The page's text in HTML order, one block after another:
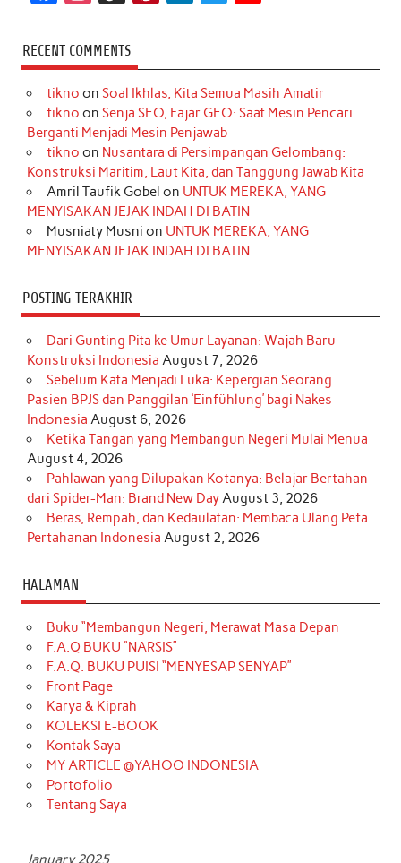
c
e
b
o
k
s
t
a
r
a
m
k
T
o
k
t
e
r
e
s
t
k
e
d
I
n
t
t
r
T
u
e
RECENT COMMENTS
tikno on Soal Ikhlas, Kita Semua Masih Amatir
tikno on Senja SEO, Fajar GEO: Saat Mesin Pencari
Berganti Menjadi Mesin Penjawab
tikno on Nusantara di Persimpangan Gelombang:
Konstruksi Maritim, Laut Kita, dan Tanggung Jawab Kita
Amril Taufik Gobel on UNTUK MEREKA, YANG
MENYISAKAN JEJAK INDAH DI BATIN
Musniaty Musni on UNTUK MEREKA, YANG
MENYISAKAN JEJAK INDAH DI BATIN
POSTING TERAKHIR
Dari Gunting Pita ke Umur Layanan: Wajah Baru
Konstruksi Indonesia August 7, 2026
Sebelum Kata Menjadi Luka: Kepergian Seorang
Pasien BPJS dan Panggilan ‘Einfühlung’ bagi Nakes
Indonesia August 6, 2026
Ketika Tangan yang Membangun Negeri Mulai Menua
August 4, 2026
Pahlawan yang Dilupakan Kotanya: Belajar Bertahan
dari Spider-Man: Brand New DayAugust 3, 2026
Beras, Rempah, dan Kedaulatan: Membaca Ulang Peta
Pertahanan Indonesia August 2, 2026
HALAMAN
Buku “Membangun Negeri, Merawat Masa Depan
F.A.Q BUKU “NARSIS”
F.A.Q. BUKU PUISI “MENYESAP SENYAP”
Front Page
Karya & Kiprah
KOLEKSI E-BOOK
Kontak Saya
MY ARTICLE @YAHOO INDONESIA
Portofolio
Tentang Saya
January 2025